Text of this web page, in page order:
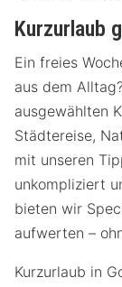
Kurzurlaub
Ein freies
aus dem
ausgewählten
Städtereise,
mit unseren
unkompliziert
bieten wir
aufwerten –
Kurzurlaub in